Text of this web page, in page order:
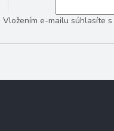
Vložením e-mailu súhlasíte s